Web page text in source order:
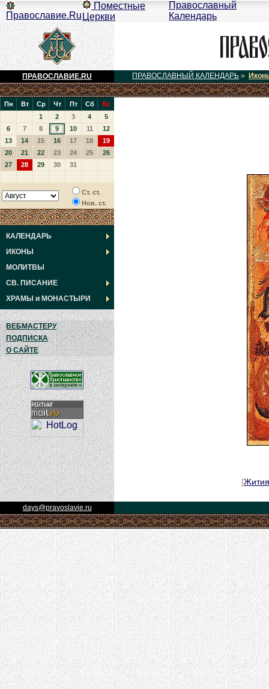
Православие.Ru
Поместные
Церкви
Православный
Календарь
ПРАВОСЛАВИЕ.RU ПРАВОСЛАВНЫЙ КАЛЕНДАРЬ »
Пн Вт Ср Чт Пт Сб
Вс
1
2 3 4
5
6
7 8 9 10 11
12
13
14 15 16 17 18
19
20
21 22 23 24 25
26
27
28 29 30 31
Ст. ст.
Нов. ст.
КАЛЕНДАРЬ
ИКОНЫ
МОЛИТВЫ
СВ. ПИСАНИЕ
ХРАМЫ и МОНАСТЫРИ
ВЕБМАСТЕРУ
ПОДПИСКА
О САЙТЕ
[Жития
days@pravoslavie.ru